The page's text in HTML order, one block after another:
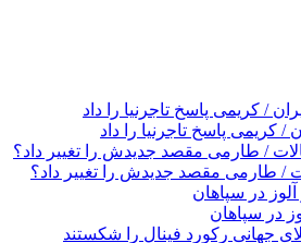
/ کریمی پاسخ تاجرنیا را داد
/ طارمی مقصد جدیدش را تغییر داد؟
در سپاهان